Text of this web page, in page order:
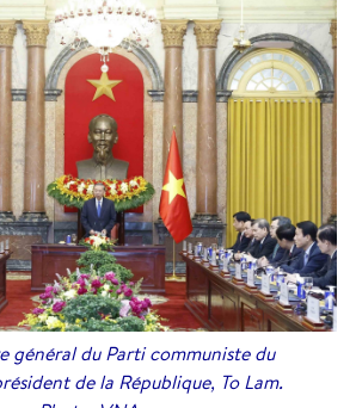
général du Parti communiste du
de la République, To Lam.